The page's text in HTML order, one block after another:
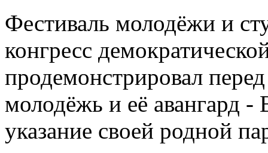
Фестиваль молодёжи и
конгресс
продемонстрировал
молодёжь и её авангард
указание своей родной